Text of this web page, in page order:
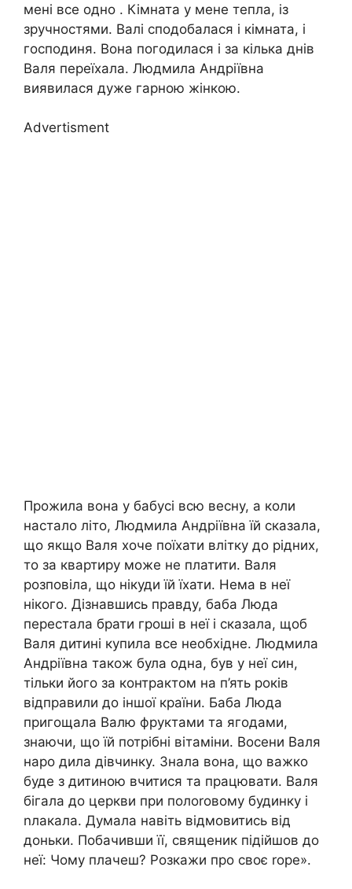
мені все одно . Кімната у мене тепла, із
зручностями. Валі сподобалася і кімната, і
господиня. Вона погодилася і за кілька днів
Валя переїхала. Людмила Андріївна
виявилася дуже гарною жінкою.
Advertisment
Прожила вона у бабусі всю весну, а коли
настало літо, Людмила Андріївна їй сказала,
що якщо Валя хоче поїхати влітку до рідних,
то за квартиру може не платити. Валя
розповіла, що нікуди їй їхати. Нема в неї
нікого. Дізнавшись правду, баба Люда
перестала брати гроші в неї і сказала, щоб
Валя дитині купила все необхідне. Людмила
Андріївна також була одна, був у неї син,
тільки його за контрактом на п’ять років
відправили до іншої країни. Баба Люда
пригощала Валю фруктами та ягодами,
знаючи, що їй потрібні вітаміни. Восени Валя
наро дила дівчинку. Знала вона, що важко
буде з дитиною вчитися та працювати. Валя
бігала до церкви при полоrовому будинку і
nлакала. Думала навіть відмовитись від
доньки. Побачивши її, священик підійшов до
неї: Чому плачеш? Розкажи про своє rоре».